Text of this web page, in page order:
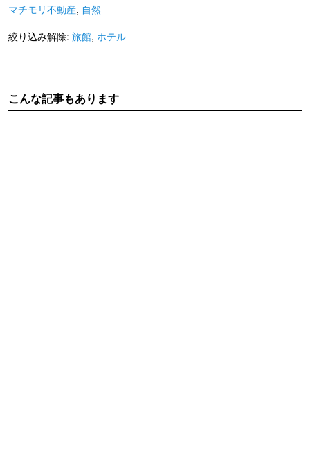
マチモリ不動産, 自然
絞り込み解除: 旅館, ホテル
こんな記事もあります